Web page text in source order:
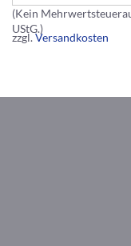
(Kein
UStG.)
zzgl.Versandkosten